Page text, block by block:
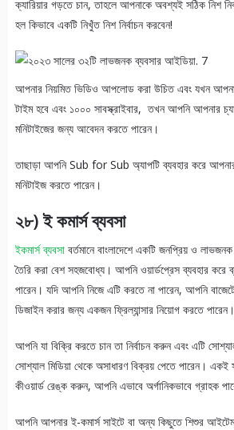
ক্যারিয়ার গড়তে চান, তাহলে আপনাকে অবশ্যই সঠিক নিশ
হল কিভাবে একটি নিখুঁত নিশ নির্বাচন করবেন!
আপনার নিয়মিত ভিডিও আপলোড করা উচিত এবং যখন
টাইম হবে এবং ১০০০ সাবস্ক্রাইবার, তখন আপনি আপনার
মনিটাইজের জন্য আবেদন করতে পারেন।
তাছাড়া আপনি Sub for Sub অ্যাপটি ব্যবহার করে
মনিটাইজ করতে পারেন।
২৮) ই কমার্স ব্যবসা
ইকমার্স ব্যবসাবর্তমানে বাংলাদেশে একটি জনপ্রিয় ও
তৈরি করা বেশ সহজবোধ্য। আপনি ওয়ার্ডপ্রেস ব্যবহার করে
পারেন। যদি আপনি নিজে এটি করতে না পারেন, আপনি
ডিজাইন করার জন্য একজন ফ্রিল্যান্সার নিয়োগ করতে পারেন।
আপনি যা বিক্রি করতে চান তা নির্বাচন করুন এবং এটি
সোশ্যাল মিডিয়া থেকে অসাধারণ বিক্রয় পেতে পারেন।
কীওয়ার্ড রেঙ্ক করুন, আপনি এভাবে অর্গানিকভাবে গ্রাহক
আপনি আপনার ই-কমার্স সাইটে বা অন্য কিছুতে শিশুর